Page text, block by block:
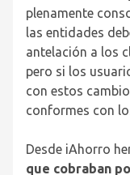
plenamente
las entidades
antelación a los
pero si los
con estos
conformes con
Desde iAhorro
que cobraban